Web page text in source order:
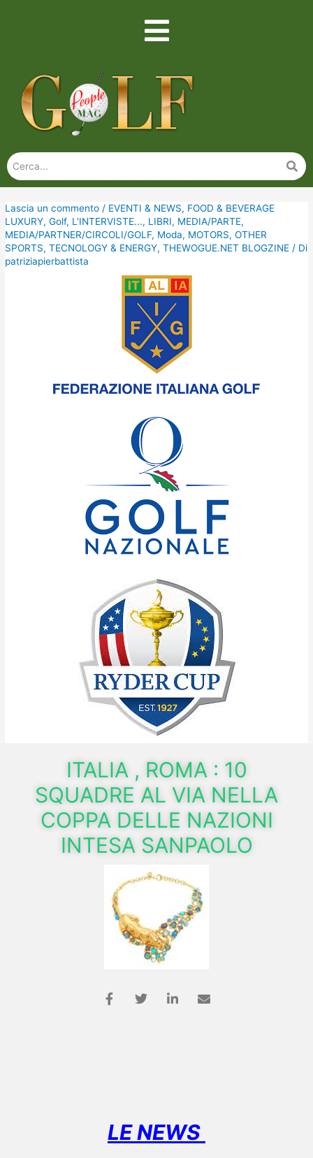
Lascia un commento / EVENTI & NEWS, FOOD & BEVERAGE
LUXURY,Golf, L'INTERVISTE..., LIBRI, MEDIA/PARTE,
MEDIA/PARTNER/CIRCOLI/GOLF, Moda, MOTORS,OTHER
SPORTS,TECNOLOGY & ENERGY,THEWOGUE.NET BLOGZINE / Di
patriziapierbattista
ITALIA , ROMA : 10
SQUADRE AL VIA NELLA
COPPA DELLE NAZIONI
INTESA SANPAOLO
LE NEWS